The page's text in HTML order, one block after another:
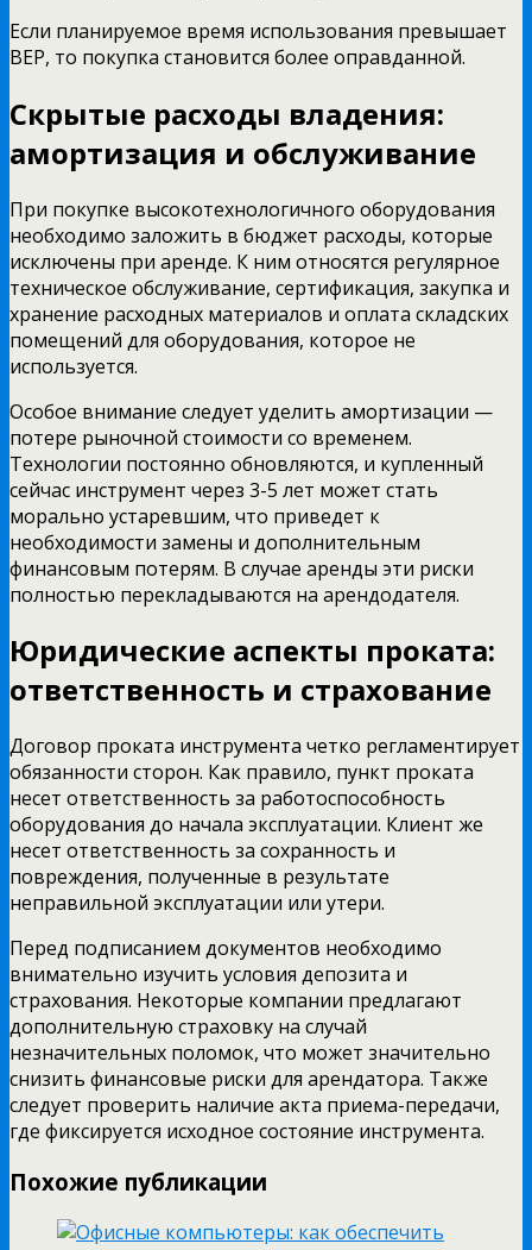
Если планируемое время использования превышает
BEP, то покупка становится более оправданной.
Скрытые расходы владения:
амортизация и обслуживание
При покупке высокотехнологичного оборудования
необходимо заложить в бюджет расходы, которые
исключены при аренде. К ним относятся регулярное
техническое обслуживание, сертификация, закупка и
хранение расходных материалов и оплата складских
помещений для оборудования, которое не
используется.
Особое внимание следует уделить амортизации —
потере рыночной стоимости со временем.
Технологии постоянно обновляются, и купленный
сейчас инструмент через 3-5 лет может стать
морально устаревшим, что приведет к
необходимости замены и дополнительным
финансовым потерям. В случае аренды эти риски
полностью перекладываются на арендодателя.
Юридические аспекты проката:
ответственность и страхование
Договор проката инструмента четко регламентирует
обязанности сторон. Как правило, пункт проката
несет ответственность за работоспособность
оборудования до начала эксплуатации. Клиент же
несет ответственность за сохранность и
повреждения, полученные в результате
неправильной эксплуатации или утери.
Перед подписанием документов необходимо
внимательно изучить условия депозита и
страхования. Некоторые компании предлагают
дополнительную страховку на случай
незначительных поломок, что может значительно
снизить финансовые риски для арендатора. Также
следует проверить наличие акта приема-передачи,
где фиксируется исходное состояние инструмента.
Похожие публикации